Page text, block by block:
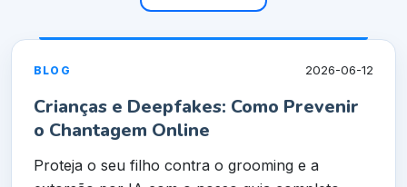
BLOG 2026-06-12
Crianças e Deepfakes: Como Prevenir
o Chantagem Online
Proteja o seu filho contra o grooming e a